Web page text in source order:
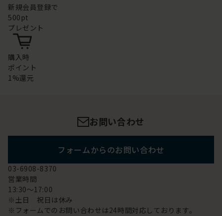
新規会員登録で
500pt
プレゼント
購入時
ポイント
1%還元
お問い合わせ
フォームからのお問い合わせ
03-6908-8370
営業時間
13:30～17:00
※土日 祝日は休み
※フォームでのお問い合わせは24時間対応しております。